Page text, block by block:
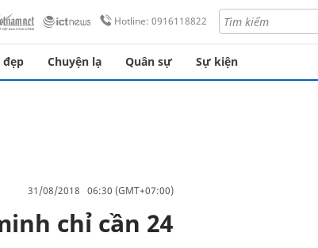
Hotline: 0916118822
đẹp Chuyện lạ Quân sự Sự kiện
31/08/2018 06:30 (GMT+07:00)
chỉ cần 24